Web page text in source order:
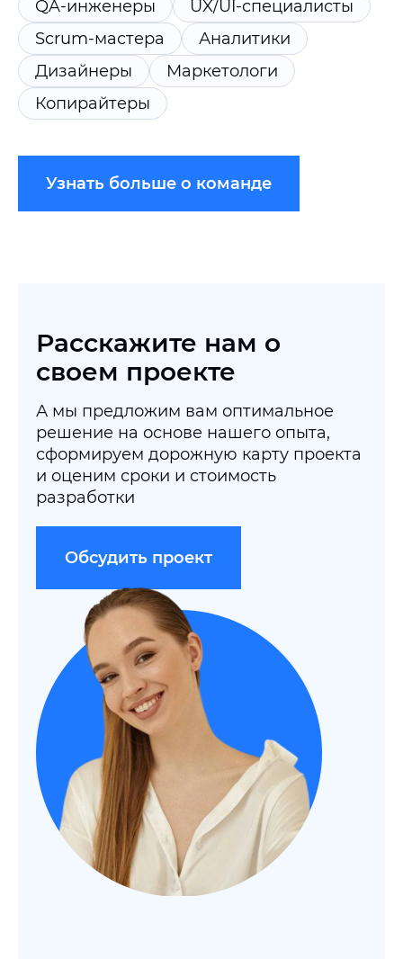
QA-инженеры
UX/UI-специалисты
Scrum-мастера
Аналитики
Дизайнеры
Маркетологи
Копирайтеры
Узнать больше о команде
Расскажите нам о
своем проекте
А мы предложим вам оптимальное
решение на основе нашего опыта,
сформируем дорожную карту проекта
и оценим сроки и стоимость
разработки
Обсудить проект